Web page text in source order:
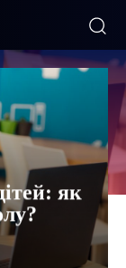
як